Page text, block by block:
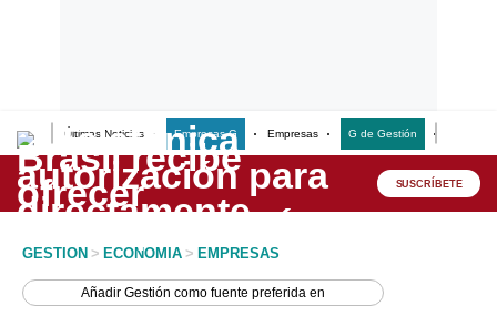
Últimas Noticias Empresas G Empresas G de Gestión
Lo último
Peru Quiosco SUSCRÍBETE
GESTION > ECONOMIA > EMPRESAS
AñadirGestión como fuente preferida en